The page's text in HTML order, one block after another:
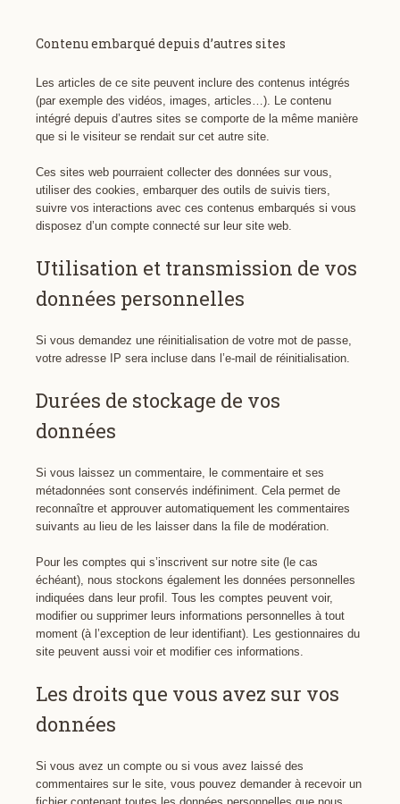
Contenu embarqué depuis d’autres sites
Les articles de ce site peuvent inclure des contenus intégrés
(par exemple des vidéos, images, articles…). Le contenu
intégré depuis d’autres sites se comporte de la même manière
que si le visiteur se rendait sur cet autre site.
Ces sites web pourraient collecter des données sur vous,
utiliser des cookies, embarquer des outils de suivis tiers,
suivre vos interactions avec ces contenus embarqués si vous
disposez d’un compte connecté sur leur site web.
Utilisation et transmission de vos
données personnelles
Si vous demandez une réinitialisation de votre mot de passe,
votre adresse IP sera incluse dans l’e-mail de réinitialisation.
Durées de stockage de vos
données
Si vous laissez un commentaire, le commentaire et ses
métadonnées sont conservés indéfiniment. Cela permet de
reconnaître et approuver automatiquement les commentaires
suivants au lieu de les laisser dans la file de modération.
Pour les comptes qui s’inscrivent sur notre site (le cas
échéant), nous stockons également les données personnelles
indiquées dans leur profil. Tous les comptes peuvent voir,
modifier ou supprimer leurs informations personnelles à tout
moment (à l’exception de leur identifiant). Les gestionnaires du
site peuvent aussi voir et modifier ces informations.
Les droits que vous avez sur vos
données
Si vous avez un compte ou si vous avez laissé des
commentaires sur le site, vous pouvez demander à recevoir un